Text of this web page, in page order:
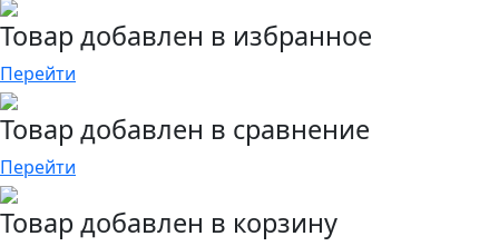
Товар добавлен в избранное
Перейти
Товар добавлен в сравнение
Перейти
Товар добавлен в корзину